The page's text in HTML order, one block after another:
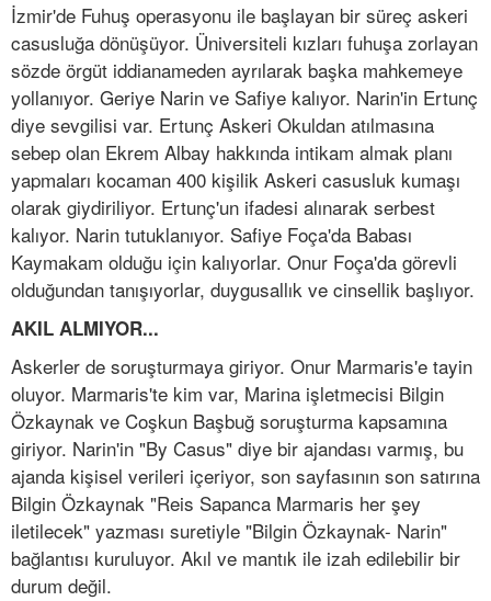
İzmir'de Fuhuş operasyonu ile başlayan bir süreç askeri
casusluğa dönüşüyor. Üniversiteli kızları fuhuşa zorlayan
sözde örgüt iddianameden ayrılarak başka mahkemeye
yollanıyor. Geriye Narin ve Safiye kalıyor. Narin'in Ertunç
diye sevgilisi var. Ertunç Askeri Okuldan atılmasına
sebep olan Ekrem Albay hakkında intikam almak planı
yapmaları kocaman 400 kişilik Askeri casusluk kumaşı
olarak giydiriliyor. Ertunç'un ifadesi alınarak serbest
kalıyor. Narin tutuklanıyor. Safiye Foça'da Babası
Kaymakam olduğu için kalıyorlar. Onur Foça'da görevli
olduğundan tanışıyorlar, duygusallık ve cinsellik başlıyor.
AKIL ALMIYOR...
Askerler de soruşturmaya giriyor. Onur Marmaris'e tayin
oluyor. Marmaris'te kim var, Marina işletmecisi Bilgin
Özkaynak ve Coşkun Başbuğ soruşturma kapsamına
giriyor. Narin'in "By Casus" diye bir ajandası varmış, bu
ajanda kişisel verileri içeriyor, son sayfasının son satırına
Bilgin Özkaynak "Reis Sapanca Marmaris her şey
iletilecek" yazması suretiyle "Bilgin Özkaynak- Narin"
bağlantısı kuruluyor. Akıl ve mantık ile izah edilebilir bir
durum değil.